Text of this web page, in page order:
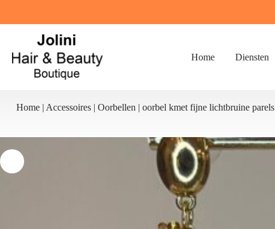
de
Home Diensten
Home | Accessoires | Oorbellen | oorbel kmet fijne lichtbruine parels